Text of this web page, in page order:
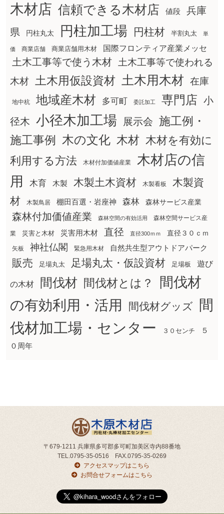
木材店 信頼できる木材店 値段
兵庫
県
円柱丸太 円柱加工場 円柱材 半割丸太 単
価 商業店舗 商業店舗用木材 国際フロンティア産業メッセ
土木工事等で使う木材
土木工事等で使われる
木材
土木用仮設資材 土木用木材 在庫
地中杭 地域産木材 多可町 委託加工 専門店 小
径木 小径木加工場 展示会 施工例・
施工事例
木の文化 木材 木材を有効に
利用する方法
木材付加価値産業
木材店の信
用
木育 木製 木製土木資材 木製看板
木製資
材
木製鳥居 棚田百選・岩座神 森林 森林サービス産業
森林付加価値産業 森林空間の有効活用 森林空間サービス産
業 災害と木材 災害用木材 直径 直径300ｍｍ 直径３０ｃｍ
矢板 神社仏閣 緊急用木材 自然共生型アウトドアパーク
販売 足場丸太 足場丸太・仮設資材 足場板 遊び
の木材 間伐材 間伐材とは？
間伐材
の有効利用・活用
間伐材グッズ
間
伐材加工場・センター
３０センチ
５
０周年
〒679-1211 兵庫県多可郡多可町加美区寺内88番地
TEL.0795-35-0516 FAX.0795-35-0269
アクセスマップはこちら
お問合せフォームはこちら